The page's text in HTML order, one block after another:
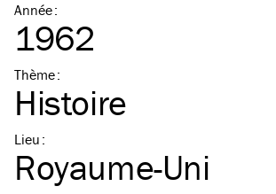
Année:
1962
Thème:
Histoire
Lieu :
Royaume-Uni